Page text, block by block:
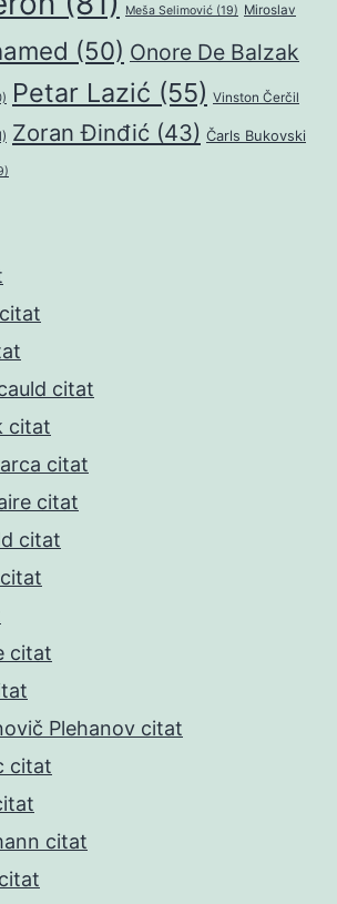
Meša Selimović (19) Miroslav
(50) Onore De Balzak
Petar Lazić (55) Vinston Čerčil
Zoran Đinđić (43) Čarls Bukovski
citat
citat
citat
citat
citat
citat
Plehanov citat
citat
citat